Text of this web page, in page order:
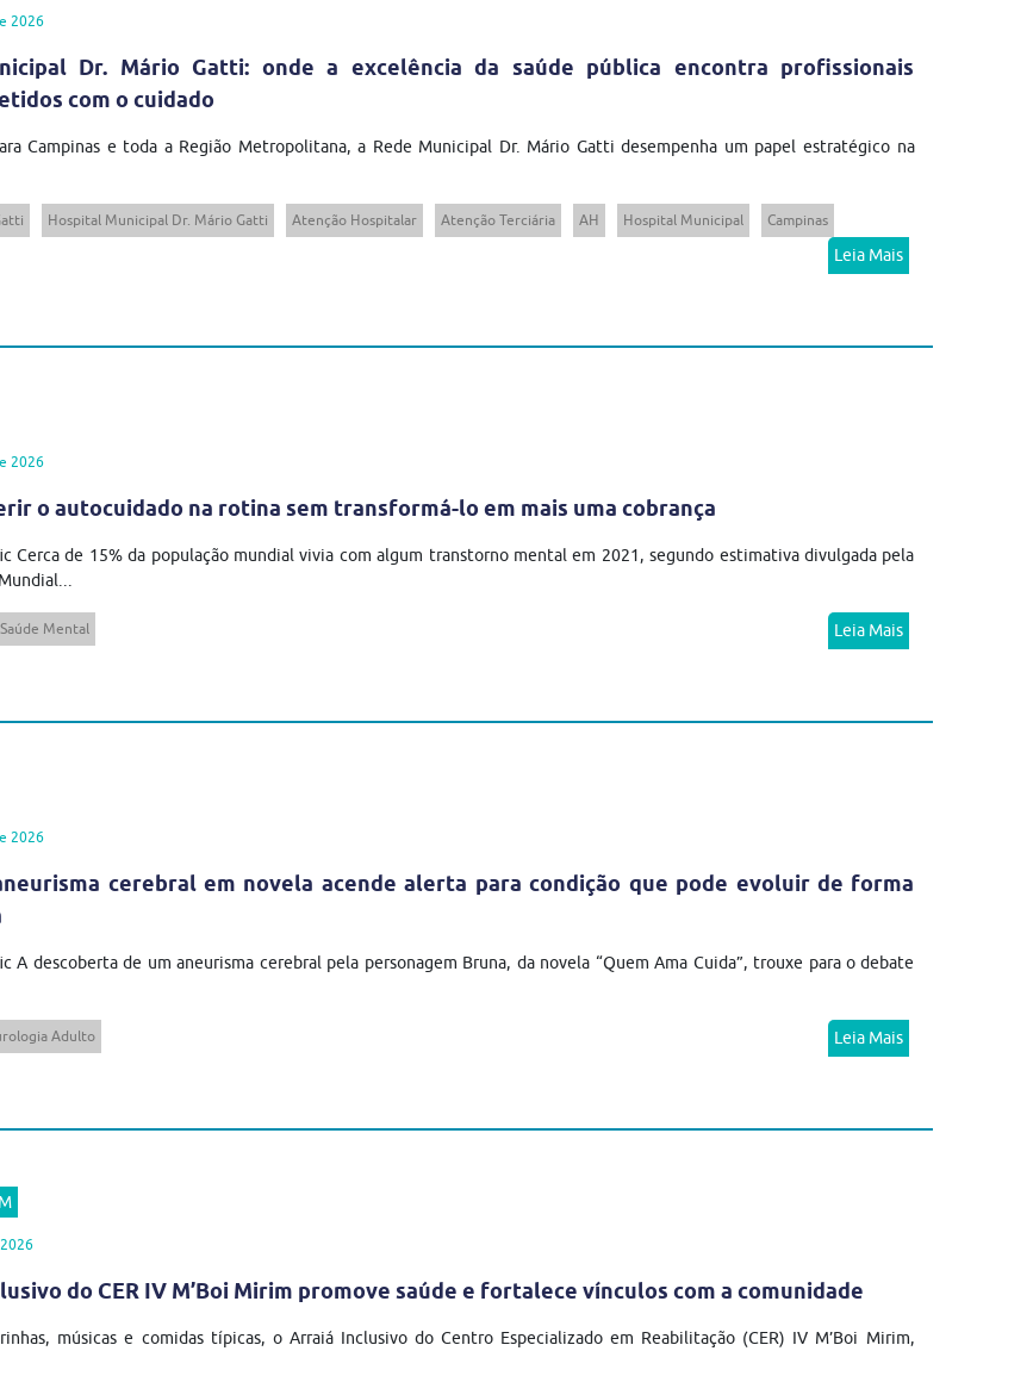
2026
Dr. Mário Gatti: onde a excelência da saúde pública encontra profissionais
com o cuidado
Campinas e toda a Região Metropolitana, a Rede Municipal Dr. Mário Gatti desempenha um papel estratégico na
Hospital Municipal Dr. Mário Gatti Atenção Hospitalar Atenção Terciária AH Hospital Municipal Campinas
Leia Mais
2026
o autocuidado na rotina sem transformá-lo em mais uma cobrança
Cerca de 15% da população mundial vivia com algum transtorno mental em 2021, segundo estimativa divulgada pela
Saúde Mental Leia Mais
2026
cerebral em novela acende alerta para condição que pode evoluir de forma
A descoberta de um aneurisma cerebral pela personagem Bruna, da novela “Quem Ama Cuida”, trouxe para o debate
Adulto Leia Mais
do CER IV M’Boi Mirim promove saúde e fortalece vínculos com a comunidade
músicas e comidas típicas, o Arraiá Inclusivo do Centro Especializado em Reabilitação (CER) IV M’Boi Mirim,